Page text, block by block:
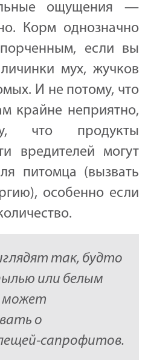
ощущения —
Корм однозначно
если вы
мух, жучков
И не потому, что
крайне неприятно,
что продукты
вредителей могут
питомца (вызвать
особенно если
так, будто
или белым
может
о
сапрофитов.